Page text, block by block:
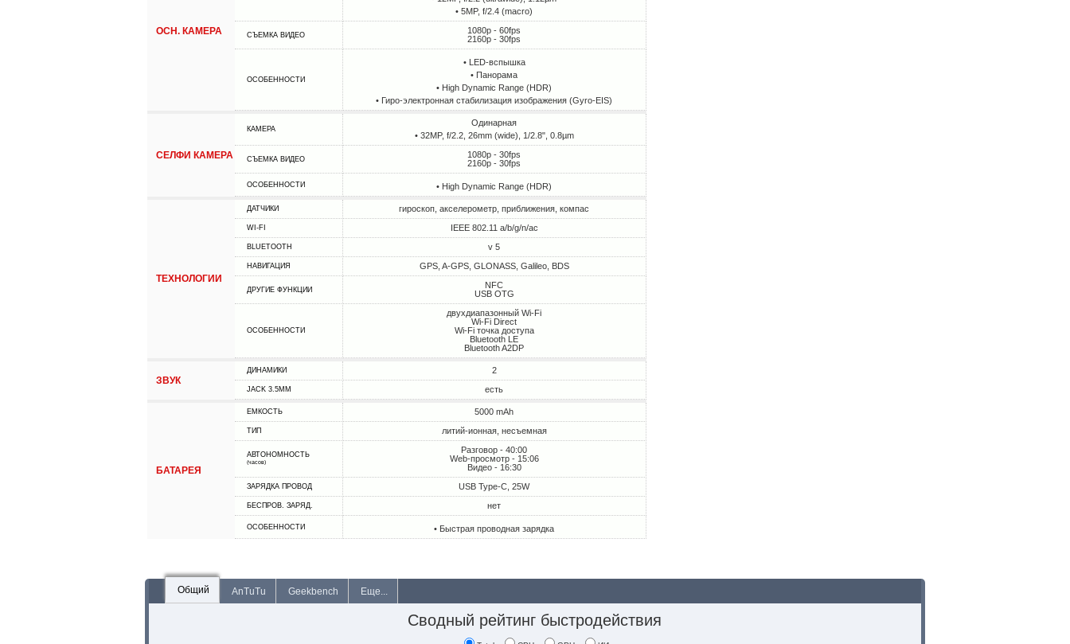
ОСН. КАМЕРА
• 5MP, f/2.4 (macro)
СЪЕМКА ВИДЕО
1080p - 60fps
2160p - 30fps
ОСОБЕННОСТИ
• LED-вспышка
• Панорама
• High Dynamic Range (HDR)
• Гиро-электронная стабилизация изображения (Gyro-EIS)
СЕЛФИ КАМЕРА
КАМЕРА
Одинарная
• 32MP, f/2.2, 26mm (wide), 1/2.8", 0.8µm
СЪЕМКА ВИДЕО
1080p - 30fps
2160p - 30fps
ОСОБЕННОСТИ • High Dynamic Range (HDR)
ТЕХНОЛОГИИ
ДАТЧИКИ гироскоп, акселерометр, приближения, компас
WI-FI IEEE 802.11 a/b/g/n/ac
BLUETOOTH v 5
НАВИГАЦИЯ GPS, A-GPS, GLONASS, Galileo, BDS
ДРУГИЕ ФУНКЦИИ
NFC
USB OTG
ОСОБЕННОСТИ
двухдиапазонный Wi-Fi
Wi-Fi Direct
Wi-Fi точка доступа
Bluetooth LE
Bluetooth A2DP
ЗВУК
ДИНАМИКИ 2
JACK 3.5MM есть
БАТАРЕЯ
ЕМКОСТЬ 5000 mAh
ТИП литий-ионная, несъемная
АВТОНОМНОСТЬ
(часов)
Разговор - 40:00
Web-просмотр - 15:06
Видео - 16:30
ЗАРЯДКА ПРОВОД USB Type-C, 25W
БЕСПРОВ. ЗАРЯД. нет
ОСОБЕННОСТИ • Быстрая проводная зарядка
Общий AnTuTu Geekbench Еще...
Сводный рейтинг быстродействия